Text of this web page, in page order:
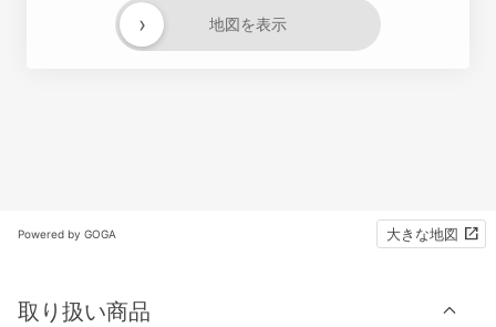
地図を表示
›
Powered by GOGA 大きな地図
取り扱い商品